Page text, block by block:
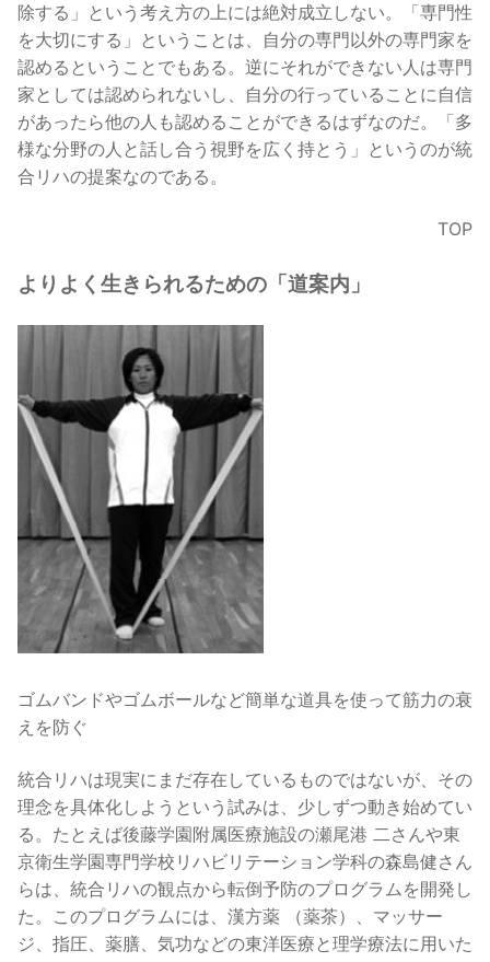
除する」という考え方の上には絶対成立しない。「専門性
を大切にする」ということは、自分の専門以外の専門家を
認めるということでもある。逆にそれができない人は専門
家としては認められないし、自分の行っていることに自信
があったら他の人も認めることができるはずなのだ。「多
様な分野の人と話し合う視野を広く持とう」というのが統
合リハの提案なのである。
TOP
よりよく生きられるための「道案内」
ゴムバンドやゴムボールなど簡単な道具を使って筋力の衰
えを防ぐ
統合リハは現実にまだ存在しているものではないが、その
理念を具体化しようという試みは、少しずつ動き始めてい
る。たとえば後藤学園附属医療施設の瀬尾港 二さんや東
京衛生学園専門学校リハビリテーション学科の森島健さん
らは、統合リハの観点から転倒予防のプログラムを開発し
た。このプログラムには、漢方薬 （薬茶）、マッサー
ジ、指圧、薬膳、気功などの東洋医療と理学療法に用いた